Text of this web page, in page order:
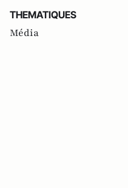
THEMATIQUES
Média